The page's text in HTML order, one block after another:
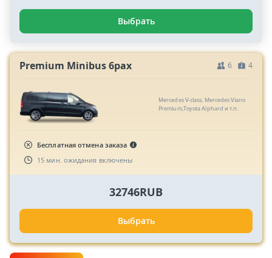
Выбрать
Premium Minibus 6pax 6 4
Mercedes V-class, Mercedes Viano
Premium,Toyota Alphard и т.п.
Бесплатная отмена заказа
15 мин. ожидания включены
32746RUB
Выбрать